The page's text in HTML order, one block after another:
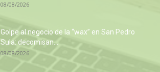
08/08/2026
Golpe al negocio de la “wax” en San Pedro
Sula: decomisan...
08/08/2026